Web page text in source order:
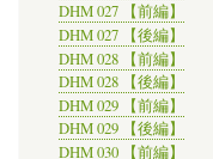
DHM 027 【前編】
DHM 027 【後編】
DHM 028 【前編】
DHM 028 【後編】
DHM 029 【前編】
DHM 029 【後編】
DHM 030 【前編】